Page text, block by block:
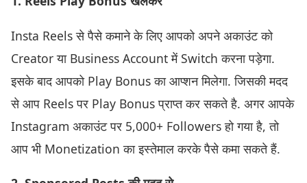
Insta Reels से पैसे कमाने के लिए आपको अपने अकाउंट को
Creator या Business Account में Switch करना पड़ेगा.
इसके बाद आपको Play Bonus का आप्शन मिलेगा. जिसकी मदद
से आप Reels पर Play Bonus प्राप्त कर सकते है. अगर आपके
Instagram अकाउंट पर 5,000+ Followers हो गया है, तो
आप भी Monetization का इस्तेमाल करके पैसे कमा सकते हैं.